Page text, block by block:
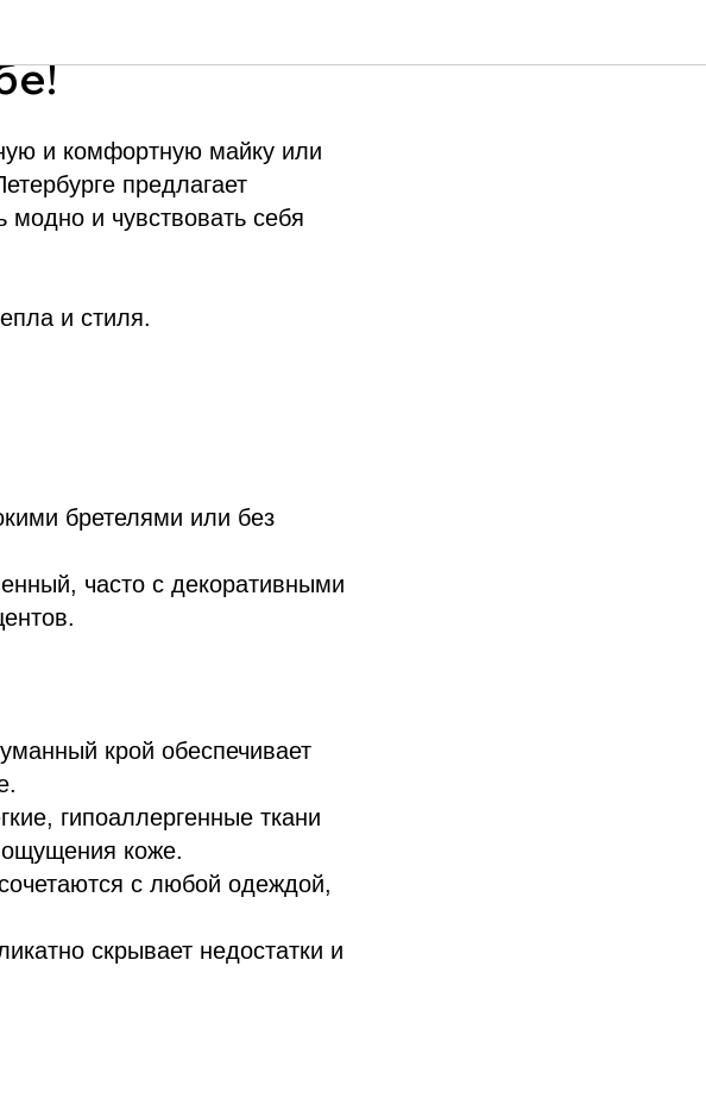
время для
и комфортную майку или
предлагает
модно и чувствовать себя
и стиля.
бретелями или без
часто с декоративными
крой обеспечивает
гипоаллергенные ткани
ощущения коже.
с любой одеждой,
скрывает недостатки и